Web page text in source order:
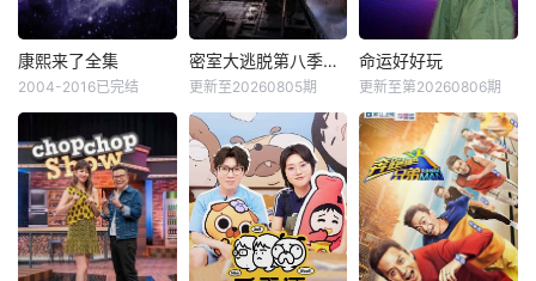
康熙来了全集
2004-2016已完结
密室大逃脱第八季大神版
更新至20260805期
命运好好玩
更新至第20260806期